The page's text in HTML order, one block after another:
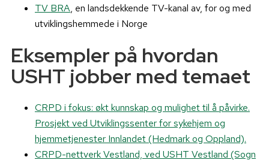
TV BRA, en landsdekkende TV-kanal av, for og med
utviklingshemmede i Norge
Eksempler på hvordan
USHT jobber med temaet
CRPD i fokus: økt kunnskap og mulighet til å påvirke.
Prosjekt ved Utviklingssenter for sykehjem og
hjemmetjenester Innlandet (Hedmark og Oppland).
CRPD-nettverk Vestland, ved USHT Vestland (Sogn